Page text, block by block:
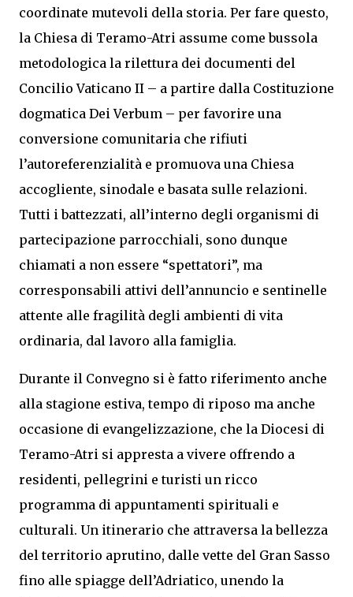
coordinate mutevoli della storia. Per fare questo,
la Chiesa di Teramo-Atri assume come bussola
metodologica la rilettura dei documenti del
Concilio Vaticano II – a partire dalla Costituzione
dogmatica Dei Verbum – per favorire una
conversione comunitaria che rifiuti
l’autoreferenzialità e promuova una Chiesa
accogliente, sinodale e basata sulle relazioni.
Tutti i battezzati, all’interno degli organismi di
partecipazione parrocchiali, sono dunque
chiamati a non essere “spettatori”, ma
corresponsabili attivi dell’annuncio e sentinelle
attente alle fragilità degli ambienti di vita
ordinaria, dal lavoro alla famiglia.
Durante il Convegno si è fatto riferimento anche
alla stagione estiva, tempo di riposo ma anche
occasione di evangelizzazione, che la Diocesi di
Teramo-Atri si appresta a vivere offrendo a
residenti, pellegrini e turisti un ricco
programma di appuntamenti spirituali e
culturali. Un itinerario che attraversa la bellezza
del territorio aprutino, dalle vette del Gran Sasso
fino alle spiagge dell’Adriatico, unendo la